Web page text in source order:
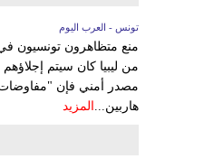
تونس - العرب اليوم
من ليبيا كان سيتم
هاربين... المزيد